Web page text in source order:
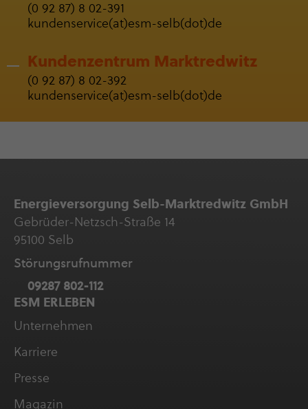
(0 92 87) 8 02-391
kun­den­ser­vice(at)esm-selb(dot)de
Kunden­zen­trum Markt­red­witz
(0 92 87) 8 02-392
kun­den­ser­vice(at)esm-selb(dot)de
Ener­gie­ver­sor­gung Selb-Marktredwitz GmbH
Gebrüder-Netzsch-Straße 14
95100 Selb
Störungs­ruf­nummer
09287 802-112
ESM ERLEBEN
Unter­neh­men
Karriere
Presse
Magazin